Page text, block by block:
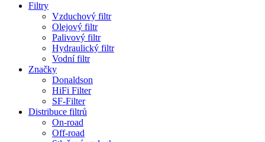
Filtry
Vzduchový filtr
Olejový filtr
Palivový filtr
Hydraulický filtr
Vodní filtr
Značky
Donaldson
HiFi Filter
SF-Filter
Distribuce filtrů
On-road
Off-road